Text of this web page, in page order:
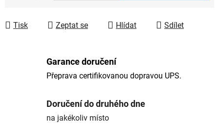
Tisk Zeptat se Hlídat Sdílet
Garance doručení
Přeprava certifikovanou dopravou UPS.
Doručení do druhého dne
na jakékoliv místo